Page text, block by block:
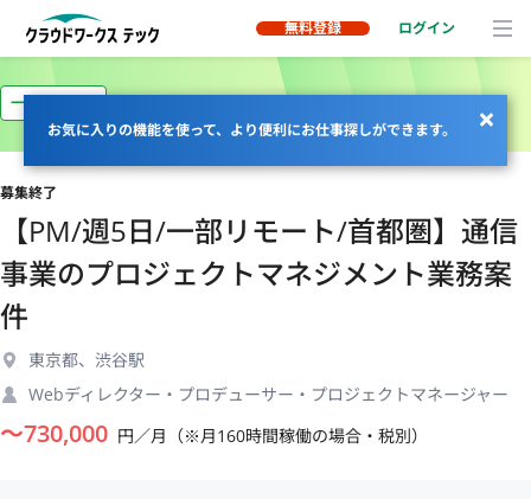
無料登録 ログイン
お気に入りの機能を使って、より便利にお仕事探しができます。
一部リモート
募集終了
【PM/週5日/一部リモート/首都圏】通信
事業のプロジェクトマネジメント業務案
件
東京都、渋谷駅
Webディレクター・プロデューサー・プロジェクトマネージャー
〜730,000 円／月（※月160時間稼働の場合・税別）